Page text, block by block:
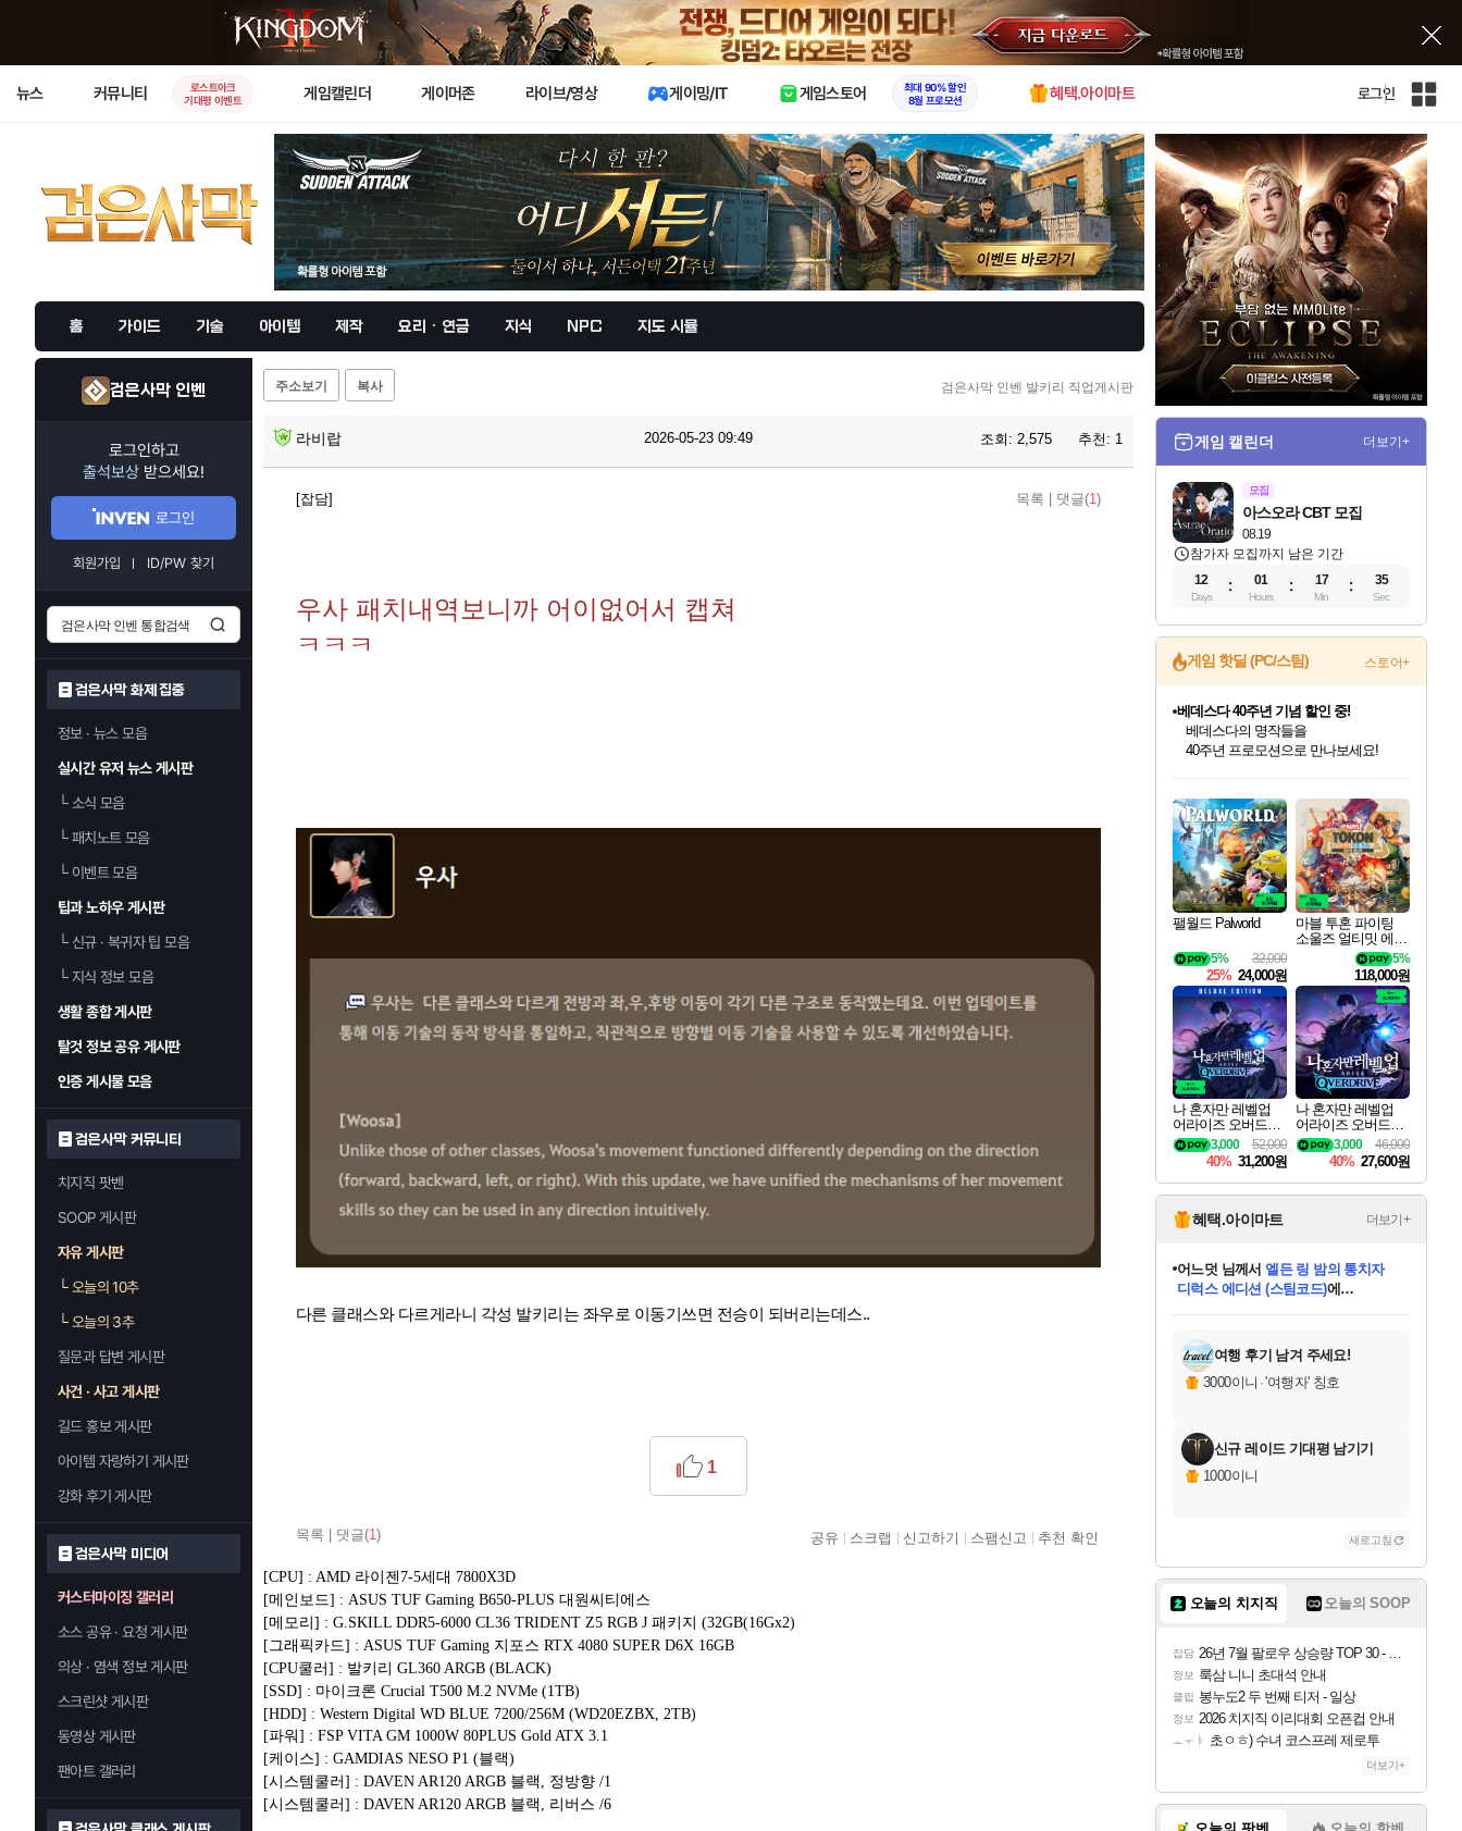
X
뉴스 커뮤니티
로스트아크
기대평 이벤트
게임캘린더 게이머존 라이브/영상 게이밍/IT 게임스토어
최대 90% 할인
8월 프로모션
혜택.아이마트 로그인
인
전
체
사
이
트
맵
홈 가이드 기술 아이템 제작 요리 · 연금 지식 NPC 지도 시뮬
검은사막 인벤
로그인하고
출석보상 받으세요!
로그인
회원가입 ID/PW 찾기
검은사막 화제 집중
정보 · 뉴스 모음
실시간 유저 뉴스 게시판
└소식 모음
└패치노트 모음
└이벤트 모음
팁과 노하우 게시판
└신규 · 복귀자 팁 모음
└지식 정보 모음
생활 종합 게시판
탈것 정보 공유 게시판
인증 게시물 모음
검은사막 커뮤니티
치지직 팟벤
SOOP 게시판
자유 게시판
└오늘의 10추
└오늘의 3추
질문과 답변 게시판
사건 · 사고 게시판
길드 홍보 게시판
아이템 자랑하기 게시판
강화 후기 게시판
검은사막 미디어
커스터마이징 갤러리
소스 공유 · 요청 게시판
의상 · 염색 정보 게시판
스크린샷 게시판
동영상 게시판
팬아트 갤러리
주소보기 복사 검은사막 인벤 발키리 직업게시판
라비랍 2026-05-23 09:49 조회: 2,575 추천: 1
[잡담] 목록 댓글(1)
우사 패치내역보니까 어이없어서 캡쳐
ㅋㅋㅋ
다른 클래스와 다르게라니 각성 발키리는 좌우로 이동기쓰면 전승이 되버리는데스..
목록 댓글(1)
1
공유 스크랩 신고하기 스팸신고 추천 확인
[CPU] : AMD 라이젠7-5세대 7800X3D
[메인보드] : ASUS TUF Gaming B650-PLUS 대원씨티에스
[메모리] : G.SKILL DDR5-6000 CL36 TRIDENT Z5 RGB J 패키지 (32GB(16Gx2)
[그래픽카드] : ASUS TUF Gaming 지포스 RTX 4080 SUPER D6X 16GB
[CPU쿨러] : 발키리 GL360 ARGB (BLACK)
[SSD] : 마이크론 Crucial T500 M.2 NVMe (1TB)
[HDD] : Western Digital WD BLUE 7200/256M (WD20EZBX, 2TB)
[파워] : FSP VITA GM 1000W 80PLUS Gold ATX 3.1
[케이스] : GAMDIAS NESO P1 (블랙)
[시스템쿨러] : DAVEN AR120 ARGB 블랙, 정방향 /1
[시스템쿨러] : DAVEN AR120 ARGB 블랙, 리버스 /6
게임 캘린더 더보기+
모집
08.19
아스오라 CBT 모집
참가자 모집까지 남은 기간
12
Days
01
Hours
17
Min
34
Sec
게임 핫딜 (PC/스팀) 스토어+
최대 90% 할인가를 만나보세요!
네이버혜택과 함께 만나보세요!
50%할인&추가 적립까지!
이니&베니 혜택까지!
네이버 혜택가와 함께 예약하세요!
할인&네이버혜택으로 만나보세요!
네이버페이 혜택과 만나보세요!
40주년 프로모션으로 만나보세요!
마블 투혼 파이팅 소울즈 예약 판매 중!
마블 히어로 총 출동&화려한 격투!
네이버 포인트 혜택까지!
할인가에 만나보세요!
일부 에디션 상시 할인!
혜택으로 예약 판매 중
편안하게 충전하세요
팰월드 Palworld
32,000
5%
25% 24,000원
마블 투혼 파이팅
소울즈 얼티밋 에디
션 예약구매 MARV
EL Tokon Fighting S
ouls Ultimate Edition
Pre-Purchase
5%
118,000원
나 혼자만 레벨업
어라이즈 오버드라
이브 디럭스 에디션
Solo Leveling Arise
Overdrive Deluxe Edi
tion
52,000
3,000
40% 31,200원
나 혼자만 레벨업
어라이즈 오버드라
이브 Solo Leveling A
rise
46,000
3,000
40% 27,600원
혜택.아이마트 더보기+
당첨되셨습니다.
당첨되셨습니다.
어느덧 님께서엘든 링 밤의 통치자
디럭스 에디션 (스팀코드)에
당첨되셨습니다.
에디션 (스팀코드) 를 교환.
당첨되셨습니다.
당첨되셨습니다.
당첨되셨습니다.
당첨되셨습니다.
여행 후기 남겨 주세요!
3000이니 ·'여행자' 칭호
신규 레이드 기대평 남기기
1000이니
새로고침
오늘의 치지직 오늘의 SOOP
잡담 26년 7월 팔로우 상승량 TOP 30 - 월간 치지직
정보 룩삼 니니 초대석 안내
클립 봉누도2 두 번째 티저 - 일상
정보 2026 치지직 이리대회 오픈컵 안내
ㅗㅜㅑ 초ㅇㅎ) 수녀 코스프레 제로투
더보기+